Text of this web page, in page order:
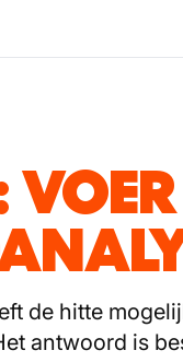
de hitte
antwoord is